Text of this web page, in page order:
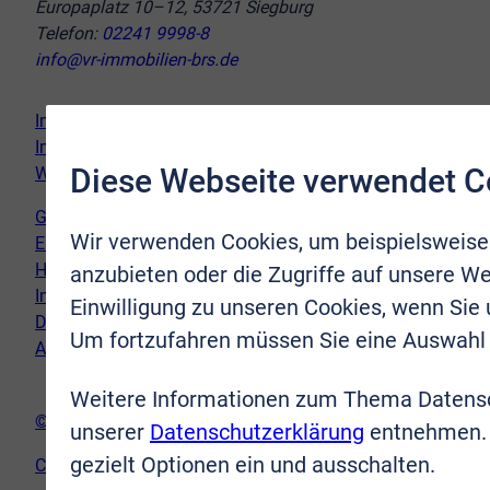
Europaplatz 10–12, 53721 Siegburg
Telefon: 02241 9998-8
info@vr-immobilien-brs.de
Immobilie verkaufen
Immobilie kaufen
Wir vor Ort
Genderhinweis
Erklärung zur Barrierefreiheit
Hinweispflicht Newsletter
Impressum
Datenschutz
AGB
© VR-Immobilien Bonn Rhein-Sieg GmbH
Cookie-Einstellungen
Diese Webseite verwendet
Wir verwenden Cookies, um
anzubieten oder die Zugriffe auf unsere
Einwilligung zu unseren Cookies, wenn
Um fortzufahren müssen Sie eine
Weitere Informationen zum Thema
unserer Datenschutzerklärung
gezielt Optionen ein und ausschalten.